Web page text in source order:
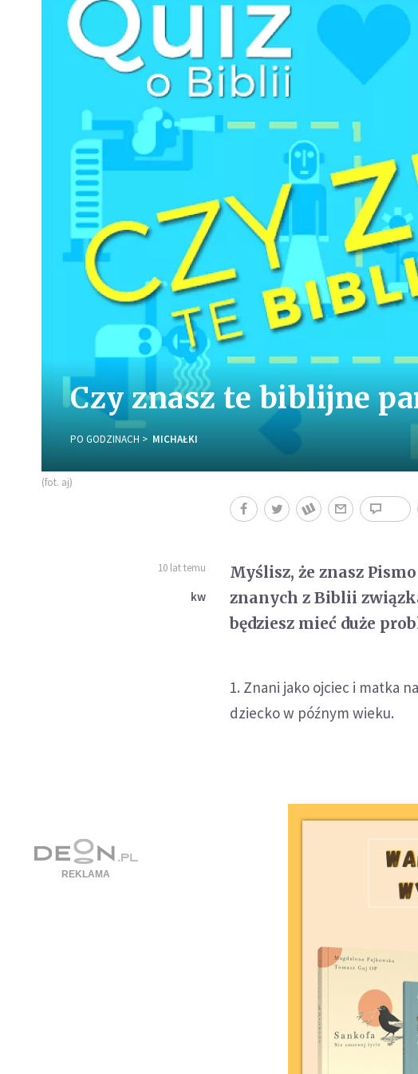
Czy znasz te biblijne
PO GODZINACH MICHAŁKI
(fot. aj)
10 lat temu
kw
Myślisz, że znasz
znanych z Biblii
będziesz mieć duże
1. Znani jako ojciec i matka
dziecko w późnym wieku.